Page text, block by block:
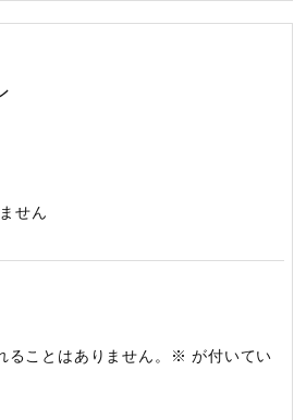
せん
ることはありません。 ※ が付いてい